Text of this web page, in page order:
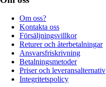
Om oss?
Kontakta oss
Försäljningsvillkor
Returer och återbetalningar
Ansvarsfriskrivning
Betalningsmetoder
Priser och leveransalternativ
Integritetspolicy